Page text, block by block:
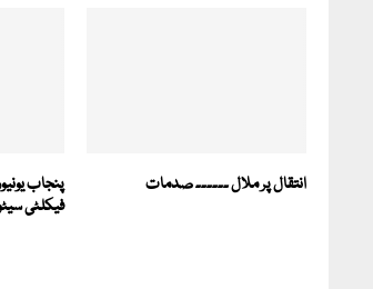
پنجاب
فیکلٹی
انتقال پر ملال ۔۔۔۔۔۔ صدمات